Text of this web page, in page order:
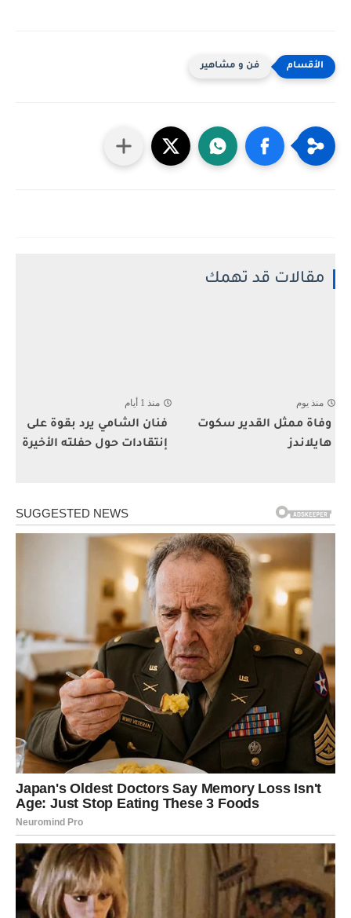
فن و مشاهير
مقالات قد تهمك
منذ يوم
وفاة ممثل القدير سكوت
هايلاندز
منذ 1 أيام
فنان الشامي يرد بقوة على
إنتقادات حول حفلته الأخيرة